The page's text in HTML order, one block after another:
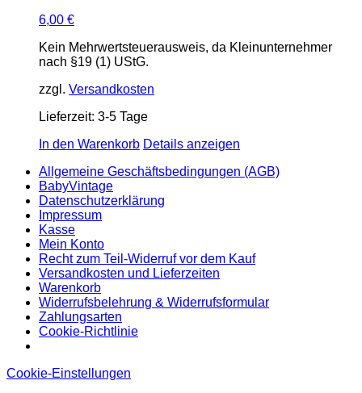
6,00 €
Kein Mehrwertsteuerausweis, da Kleinunternehmer
nach §19 (1) UStG.
zzgl. Versandkosten
Lieferzeit: 3-5 Tage
In den Warenkorb Details anzeigen
Allgemeine Geschäftsbedingungen (AGB)
BabyVintage
Datenschutzerklärung
Impressum
Kasse
Mein Konto
Recht zum Teil-Widerruf vor dem Kauf
Versandkosten und Lieferzeiten
Warenkorb
Widerrufsbelehrung & Widerrufsformular
Zahlungsarten
Cookie-Richtlinie
Cookie-Einstellungen